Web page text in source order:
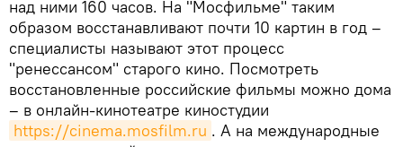
над ними 160 часов. На "Мосфильме" таким
образом восстанавливают почти 10 картин в год –
специалисты называют этот процесс
"ренессансом" старого кино. Посмотреть
восстановленные российские фильмы можно дома
– в онлайн-кинотеатре киностудии
https://cinema.mosfilm.ru . А на международные